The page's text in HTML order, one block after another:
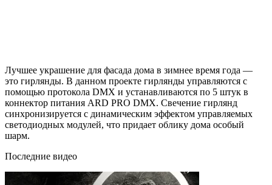
Лучшее украшение для фасада дома в зимнее время года —
это гирлянды. В данном проекте гирлянды управляются с
помощью протокола DMX и устанавливаются по 5 штук в
коннектор питания ARD PRO DMX. Свечение гирлянд
синхронизируется с динамическим эффектом управляемых
светодиодных модулей, что придает облику дома особый
шарм.
Последние видео